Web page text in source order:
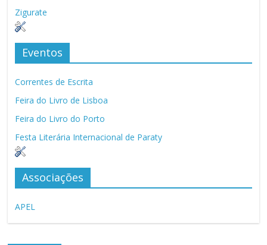
Zigurate
Eventos
Correntes de Escrita
Feira do Livro de Lisboa
Feira do Livro do Porto
Festa Literária Internacional de Paraty
Associações
APEL